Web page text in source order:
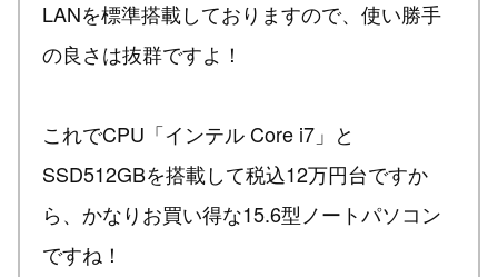
LANを標準搭載しておりますので、使い勝手
の良さは抜群ですよ！
これでCPU「インテル Core i7」と
SSD512GBを搭載して税込12万円台ですか
ら、かなりお買い得な15.6型ノートパソコン
ですね！